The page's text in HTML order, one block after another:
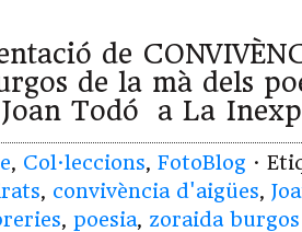
de
de la mà dels
Todó a La
, Col·leccions, FotoBlog ·
, convivència d'aigües,
, poesia, zoraida burgos